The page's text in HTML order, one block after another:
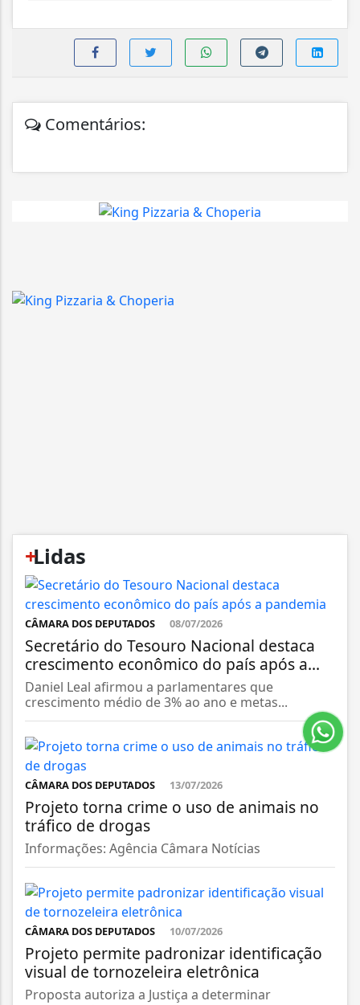
Comentários:
+
Lidas
CÂMARA DOS DEPUTADOS 08/07/2026
Secretário do Tesouro Nacional destaca
crescimento econômico do país após a...
Daniel Leal afirmou a parlamentares que
crescimento médio de 3% ao ano e metas...
CÂMARA DOS DEPUTADOS 13/07/2026
Projeto torna crime o uso de animais no
tráfico de drogas
Informações: Agência Câmara Notícias
CÂMARA DOS DEPUTADOS 10/07/2026
Projeto permite padronizar identificação
visual de tornozeleira eletrônica
Proposta autoriza a Justiça a determinar